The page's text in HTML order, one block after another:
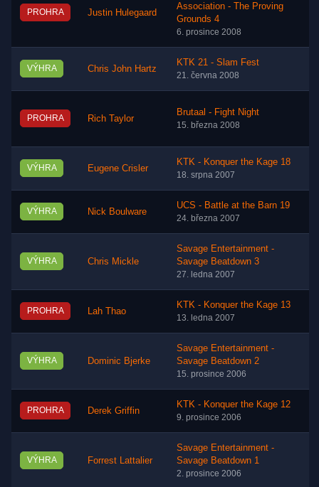
PROHRA Justin Hulegaard
Association - The Proving
Grounds 4
6. prosince 2008
VÝHRA Chris John Hartz
KTK 21 - Slam Fest
21. června 2008
PROHRA Rich Taylor
Brutaal - Fight Night
15. března 2008
VÝHRA Eugene Crisler
KTK - Konquer the Kage 18
18. srpna 2007
VÝHRA Nick Boulware
UCS - Battle at the Barn 19
24. března 2007
VÝHRA Chris Mickle
Savage Entertainment -
Savage Beatdown 3
27. ledna 2007
PROHRA Lah Thao
KTK - Konquer the Kage 13
13. ledna 2007
VÝHRA Dominic Bjerke
Savage Entertainment -
Savage Beatdown 2
15. prosince 2006
PROHRA Derek Griffin
KTK - Konquer the Kage 12
9. prosince 2006
VÝHRA Forrest Lattalier
Savage Entertainment -
Savage Beatdown 1
2. prosince 2006